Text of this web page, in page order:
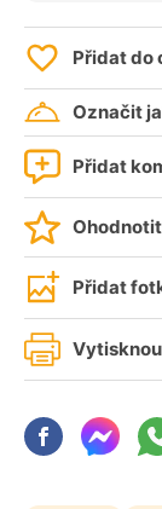
Přidat do
Označit
Přidat
Přidat